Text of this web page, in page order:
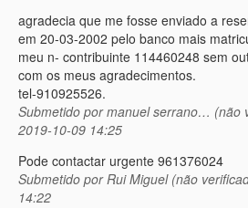
agradecia que me fosse enviado a
em 20-03-2002 pelo banco mais
meu n- contribuinte 114460248 sem
com os meus agradecimentos.
tel-910925526.
Submetido pormanuel serrano… (não
2019-10-09 14:25
Pode contactar urgente 961376024
Submetido porRui Miguel (não
14:22